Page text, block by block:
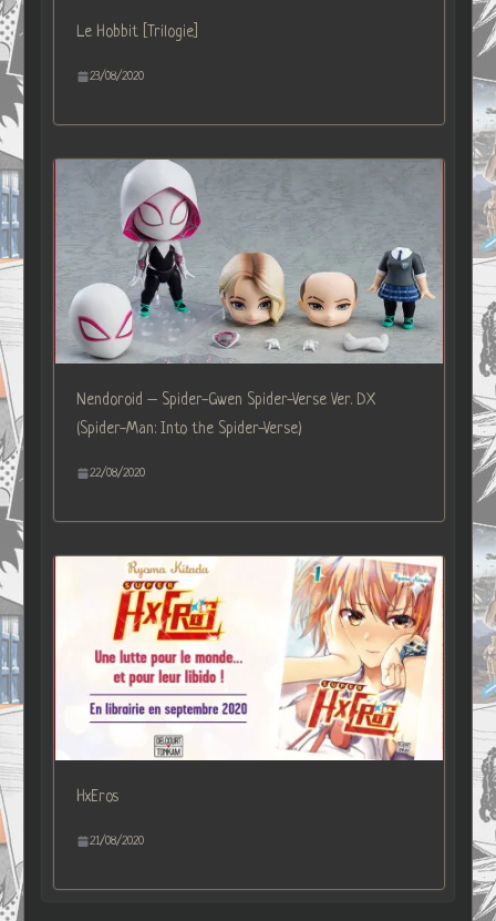
Le Hobbit [Trilogie]
23/08/2020
Nendoroid – Spider-Gwen Spider-Verse Ver. DX
(Spider-Man: Into the Spider-Verse)
22/08/2020
HxEros
21/08/2020